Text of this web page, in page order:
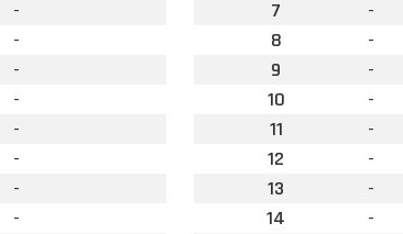
-
-
-
-
-
-
-
-
7
-
8
-
9
-
10
-
11
-
12
-
13
-
14
-